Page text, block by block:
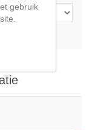
gebruik